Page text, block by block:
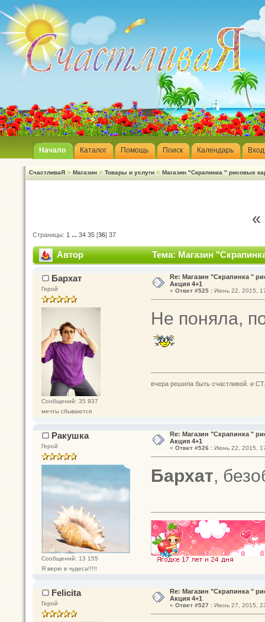
Начало Каталог Помощь Поиск Календарь Вход
СчастливаЯ » Магазин » Товары и услуги » Магазин "Скрапинка " рисовые
Страницы: 1 ... 34 35 [36] 37
Автор Тема: Магазин
Бархат
Герой
Сообщений: 35 937
мечты сбываются
Re: Магазин "Скрапинка "
Акция 4+1
« Ответ #525 :Июнь 22, 2015,
Не поняла,
вчера решила быть счастливой. и
Ракушка
Герой
Сообщений: 13 155
Я верю в чудеса!!!!!
Re: Магазин "Скрапинка "
Акция 4+1
« Ответ #526 :Июнь 22, 2015,
Бархат,
Felicita
Герой
Re: Магазин "Скрапинка "
Акция 4+1
« Ответ #527 :Июнь 27, 2015,